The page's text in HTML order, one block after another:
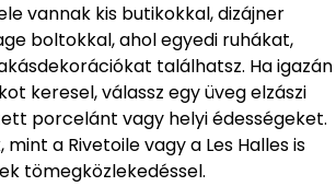
vannak kis butikokkal, dizájner
boltokkal, ahol egyedi ruhákat,
találhatsz. Ha igazán
keresel, válassz egy üveg elzászi
porcelánt vagy helyi édességeket.
a Rivetoile vagy a Les Halles is
tömegközlekedéssel.